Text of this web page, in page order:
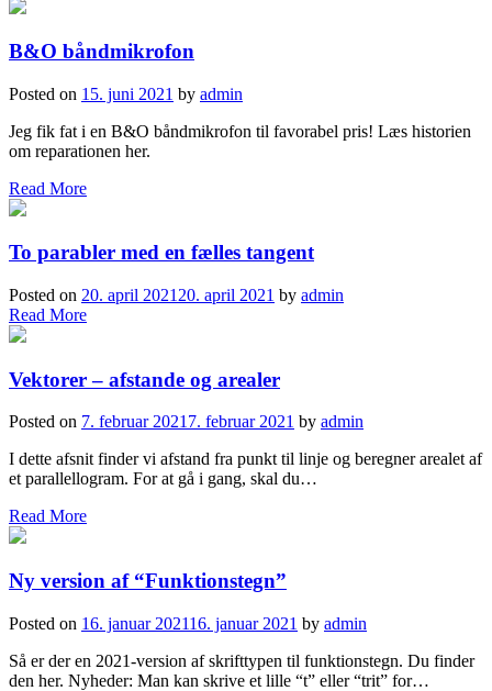
B&O båndmikrofon
Posted on 15. juni 2021 by admin
Jeg fik fat i en B&O båndmikrofon til favorabel pris! Læs historien
om reparationen her.
Read More
To parabler med en fælles tangent
Posted on 20. april 2021 20. april 2021 by admin
Read More
Vektorer – afstande og arealer
Posted on 7. februar 2021 7. februar 2021 by admin
I dette afsnit finder vi afstand fra punkt til linje og beregner arealet af
et parallellogram. For at gå i gang, skal du…
Read More
Ny version af “Funktionstegn”
Posted on 16. januar 202116. januar 2021 by admin
Så er der en 2021-version af skrifttypen til funktionstegn. Du finder
den her. Nyheder: Man kan skrive et lille “t” eller “trit” for…